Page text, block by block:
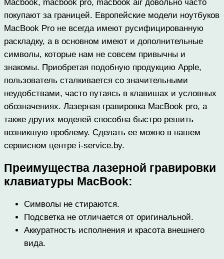
Macbook, macbook pro, macbook air довольно часто
покупают за границей. Европейские модели ноутбуков
MacBook Pro не всегда имеют русифицированную
раскладку, а в основном имеют и дополнительные
символы, которые нам не совсем привычны и
знакомы. Приобретая подобную продукцию Apple,
пользователь сталкивается со значительными
неудобствами, часто путаясь в клавишах и условных
обозначениях. Лазерная гравировка MacBook pro, а
также других моделей способна быстро решить
возникшую проблему. Сделать ее можно в нашем
сервисном центре i-service.by.
Преимущества лазерной гравировки
клавиатуры MacBook:
Символы не стираются.
Подсветка не отличается от оригинальной.
Аккуратность исполнения и красота внешнего
вида.